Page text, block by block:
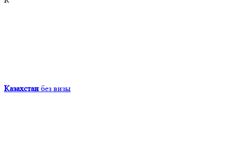
Казахстан без визы